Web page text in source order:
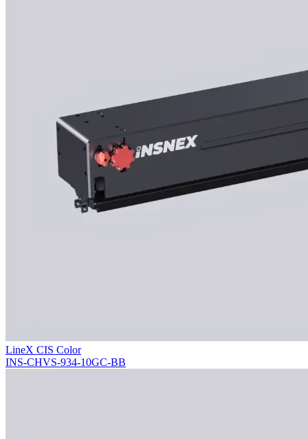
LineX CIS Color
INS-CHVS-934-10GC-BB